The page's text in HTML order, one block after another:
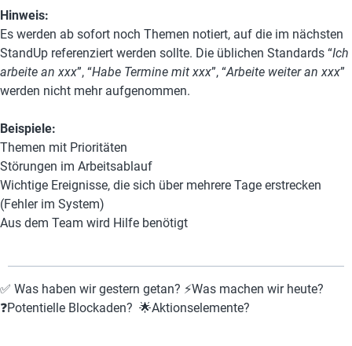
Hinweis:
Es werden ab sofort noch Themen notiert, auf die im nächsten
StandUp referenziert werden sollte. Die üblichen Standards “Ich
arbeite an xxx”, “Habe Termine mit xxx”, “Arbeite weiter an xxx”
werden nicht mehr aufgenommen.
Beispiele:
Themen mit Prioritäten
Störungen im Arbeitsablauf
Wichtige Ereignisse, die sich über mehrere Tage erstrecken
(Fehler im System)
Aus dem Team wird Hilfe benötigt
✅ Was haben wir gestern getan? ⚡Was machen wir heute?
❓Potentielle Blockaden?  🌟Aktionselemente?